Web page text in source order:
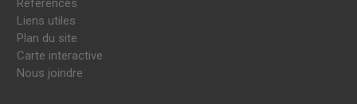
Références
Liens utiles
Plan du site
Carte interactive
Nous joindre